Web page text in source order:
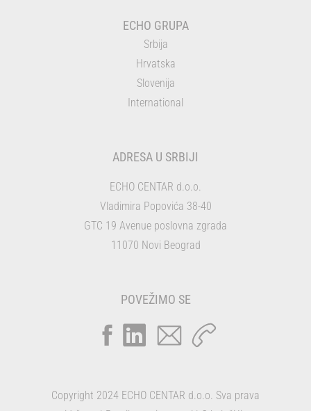
ECHO GRUPA
Srbija
Hrvatska
Slovenija
International
ADRESA U SRBIJI
ECHO CENTAR d.o.o.
Vladimira Popovića 38-40
GTC 19 Avenue poslovna zgrada
11070 Novi Beograd
POVEŽIMO SE
Copyright 2024 ECHO CENTAR d.o.o. Sva prava